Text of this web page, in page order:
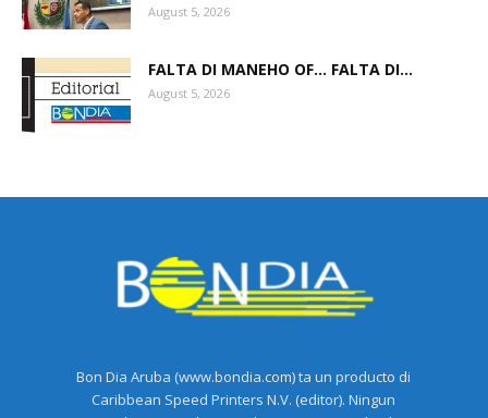
August 5, 2026
FALTA DI MANEHO OF… FALTA DI...
August 5, 2026
Bon Dia Aruba (www.bondia.com) ta un producto di
Caribbean Speed Printers N.V. (editor). Ningun